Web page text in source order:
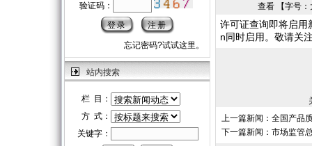
验证码：
忘记密码?试试这里。
站内搜索
栏 目：
方 式：
关键字：
查看 【字号：
许可证查询即将启用
n同时启用。敬请关
上一篇新闻： 全国产品
下一篇新闻： 市场监管